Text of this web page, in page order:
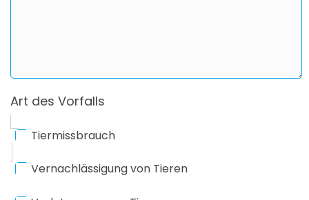
Art des Vorfalls
Tiermissbrauch
Vernachlässigung von Tieren